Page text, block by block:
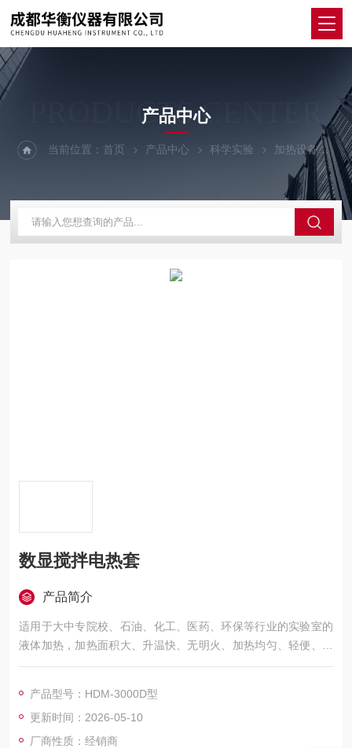
PRODUCTS CENTER
产品中心
当前位置：首页 产品中心 科学实验 加热设备
数显搅拌电热套
产品简介
适用于大中专院校、石油、化工、医药、环保等行业的实验室的
液体加热，加热面积大、升温快、无明火、加热均匀、轻便、安
全节约能源、不易碰伤玻璃等优点,该产品各种实验室及各细化工
产品型号：HDM-3000D型
更新时间：2026-05-10
厂商性质：经销商